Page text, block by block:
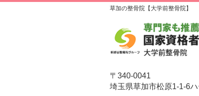
草加の整骨院【大学前整骨院】
〒340-0041
埼玉県草加市松原1-1-6